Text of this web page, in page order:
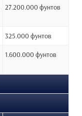
27.200.000 фунтов
325.000 фунтов
1.600.000 фунтов